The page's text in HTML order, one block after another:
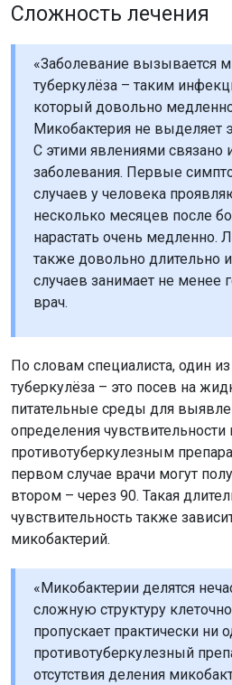
Сложность лечения
«Заболевание вызывается
туберкулёза – таким
который довольно
Микобактерия не выделяет
С этими явлениями связано
заболевания. Первые
случаев у человека
несколько месяцев после
нарастать очень медленно.
также довольно длительно
случаев занимает не менее
врач.
По словам специалиста, один
туберкулёза – это посев на
питательные среды для
определения чувствительности
противотуберкулезным
первом случае врачи могут
втором – через 90. Такая
чувствительность также
микобактерий.
«Микобактерии делятся
сложную структуру
пропускает практически ни
противотуберкулезный
отсутствия деления